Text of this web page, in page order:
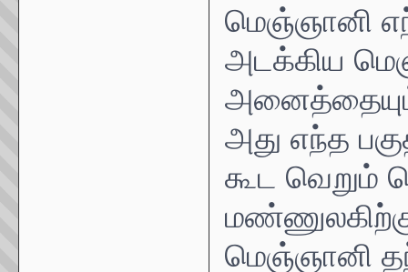
மெஞ்ஞானி
அடக்கிய
அனைத்தையும்
அது எந்த
கூட வெறும்
மெஞ்ஞானி